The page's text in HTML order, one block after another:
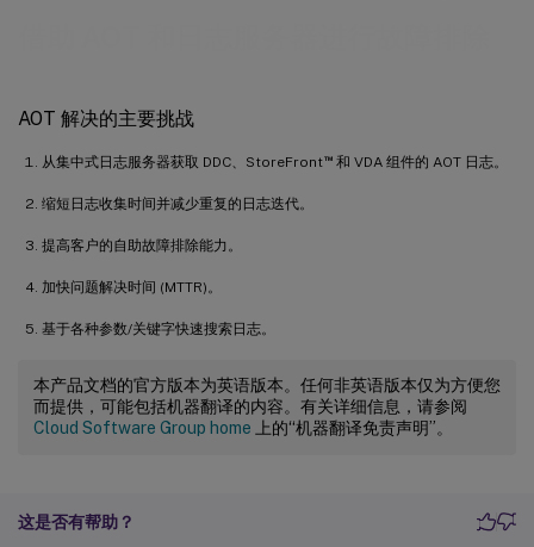
AOT 解决的主要挑战
从集中式日志服务器获取 DDC、StoreFront™和 VDA 组件的 AOT 日志。
缩短日志收集时间并减少重复的日志迭代。
提高客户的自助故障排除能力。
加快问题解决时间 (MTTR)。
基于各种参数/关键字快速搜索日志。
本产品文档的官方版本为英语版本。任何非英语版本仅为方便您
而提供，可能包括机器翻译的内容。有关详细信息，请参阅
Cloud Software Group home 上的“机器翻译免责声明”。
这是否有帮助？